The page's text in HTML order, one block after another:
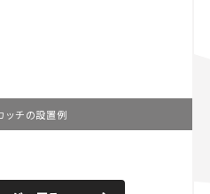
ッチの設置例
n